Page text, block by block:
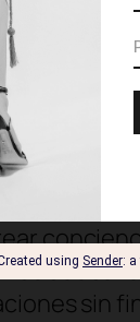
se trata
con 3
Estados
es
sin